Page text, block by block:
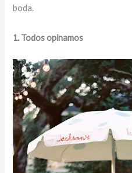
boda.
1. Todos opinamos